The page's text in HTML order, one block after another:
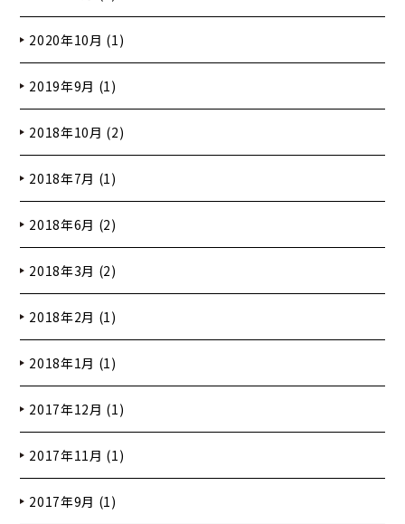
2020年10月 (1)
2019年9月 (1)
2018年10月 (2)
2018年7月 (1)
2018年6月 (2)
2018年3月 (2)
2018年2月 (1)
2018年1月 (1)
2017年12月 (1)
2017年11月 (1)
2017年9月 (1)